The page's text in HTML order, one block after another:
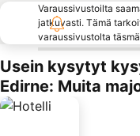
Varaussivustoilta
jatkuvasti. Tämä
varaussivustolta
Usein kysytyt
Edirne: Muita